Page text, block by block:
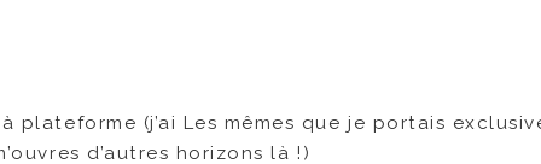
(j’ai Les mêmes que je portais
d’autres horizons là !)